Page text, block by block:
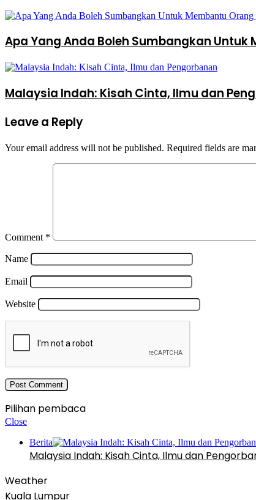
Apa Yang Anda Boleh Sumbangkan Untuk
Malaysia Indah: Kisah Cinta, Ilmu dan
Leave a Reply
Your email address will not be published. Required fields are
Comment *
Name
Email
Website
Pilihan pembaca
Close
Berita
Malaysia Indah: Kisah Cinta, Ilmu dan
Weather
Kuala Lumpur